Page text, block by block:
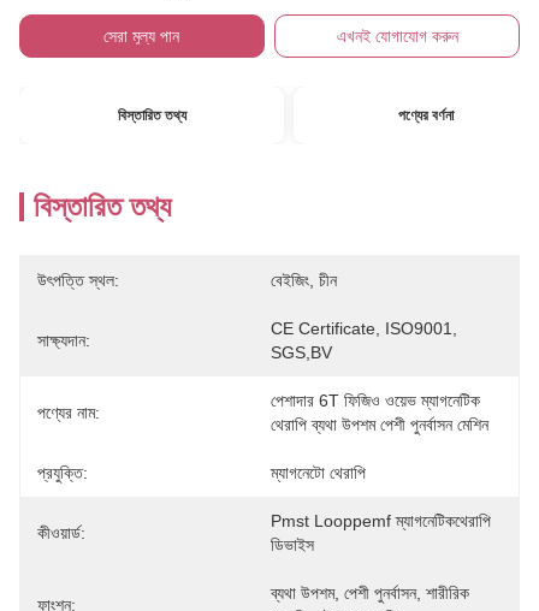
সেরা মূল্য পান এখনই যোগাযোগ করুন
বিস্তারিত তথ্য পণ্যের বর্ণনা
বিস্তারিত তথ্য
উৎপত্তি স্থল: বেইজিং, চীন
সাক্ষ্যদান:
CE Certificate, ISO9001,
SGS,BV
পণ্যের নাম:
পেশাদার 6T ফিজিও ওয়েভ ম্যাগনেটিক
থেরাপি ব্যথা উপশম পেশী পুনর্বাসন মেশিন
প্রযুক্তি: ম্যাগনেটো থেরাপি
কীওয়ার্ড:
Pmst Looppemf ম্যাগনেটিকথেরাপি
ডিভাইস
ফাংশন:
ব্যথা উপশম, পেশী পুনর্বাসন, শারীরিক